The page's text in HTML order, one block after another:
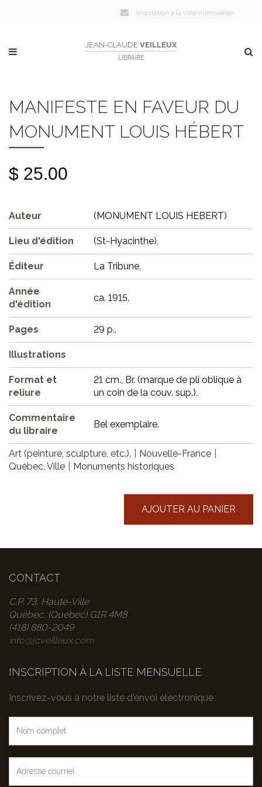
Inscription à la liste mensuelle
JEAN-CLAUDE VEILLEUX
LIBRAIRE
MANIFESTE EN FAVEUR DU
MONUMENT LOUIS HÉBERT
$ 25.00
Auteur (MONUMENT LOUIS HEBERT)
Lieu d'édition (St-Hyacinthe),
Éditeur La Tribune,
Année
d'édition
ca. 1915.
Pages 29 p.,
Illustrations
Format et
reliure
21 cm., Br. (marque de pli oblique à
un coin de la couv. sup.).
Commentaire
du libraire
Bel exemplaire.
Art (peinture, sculpture, etc.).
Nouvelle-France
Québec, Ville
Monuments historiques
AJOUTER AU PANIER
CONTACT
C.P. 73, Haute-Ville
Québec, (Québec) G1R 4M8
(418) 880-2049
info@jcveilleux.com
INSCRIPTION À LA LISTE MENSUELLE
Inscrivez-vous à notre liste d'envoi électronique